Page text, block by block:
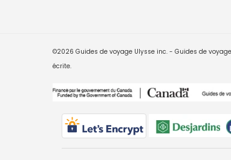
©2026 Guides de voyage Ulysse inc. - Guides de
écrite.